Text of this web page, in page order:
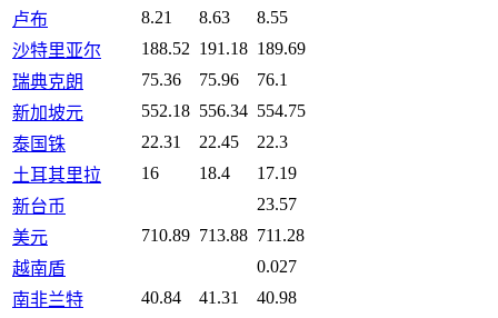
卢布
8.21 8.63
8.55
沙特里亚尔
188.52 191.18 189.69
瑞典克朗
75.36 75.96
76.1
新加坡元
552.18 556.34 554.75
泰国铢
22.31 22.45
22.3
土耳其里拉
16 18.4
17.19
新台币
23.57
美元
710.89 713.88 711.28
越南盾
0.027
南非兰特
40.84 41.31
40.98